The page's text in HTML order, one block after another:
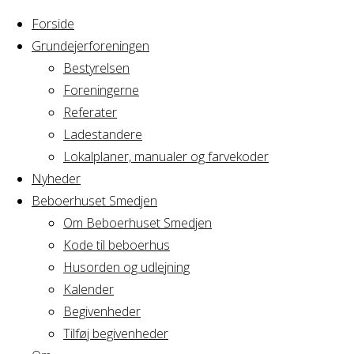
Forside
Grundejerforeningen
Bestyrelsen
Foreningerne
Referater
Ladestandere
Lokalplaner, manualer og farvekoder
Nyheder
Beboerhuset Smedjen
Om Beboerhuset Smedjen
Kode til beboerhus
Husorden og udlejning
Kalender
Begivenheder
Tilføj begivenheder
Home
NyhederPage 3
Nyheder